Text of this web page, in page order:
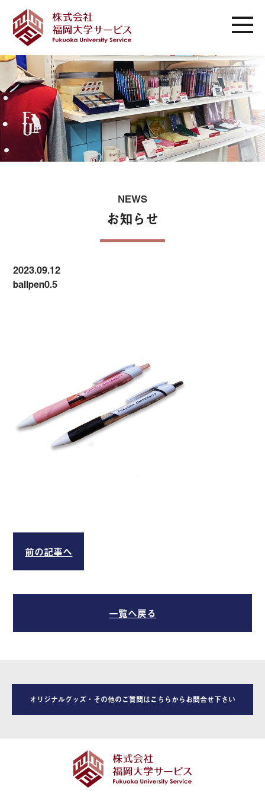
NEWS
お知らせ
2023.09.12
ballpen0.5
前の記事へ
一覧へ戻る
オリジナルグッズ・その他のご質問はこちらからお問合せ下さい